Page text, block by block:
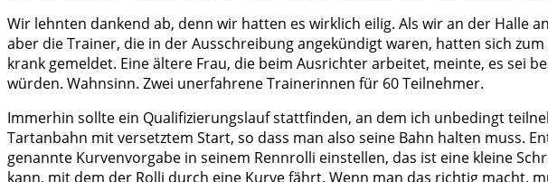
Wir lehnten dankend ab, denn wir hatten es wirklich eilig. Als wir an der Halle
aber die Trainer, die in der Ausschreibung angekündigt waren, hatten sich
krank gemeldet. Eine ältere Frau, die beim Ausrichter arbeitet, meinte, es sei
würden. Wahnsinn. Zwei unerfahrene Trainerinnen für 60 Teilnehmer.
Immerhin sollte ein Qualifizierungslauf stattfinden, an dem ich unbedingt
Tartanbahn mit versetztem Start, so dass man also seine Bahn halten muss.
genannte Kurvenvorgabe in seinem Rennrolli einstellen, das ist eine kleine
kann, mit dem der Rolli durch eine Kurve fährt. Wenn man das richtig macht,